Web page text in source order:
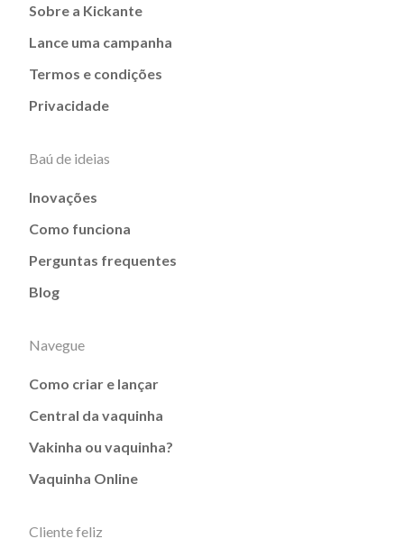
Sobre a Kickante
Lance uma campanha
Termos e condições
Privacidade
Baú de ideias
Inovações
Como funciona
Perguntas frequentes
Blog
Navegue
Como criar e lançar
Central da vaquinha
Vakinha ou vaquinha?
Vaquinha Online
Cliente feliz